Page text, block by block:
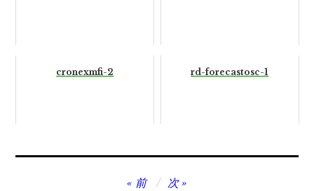
cronexmfi-2 rd-forecastosc-1
前 次